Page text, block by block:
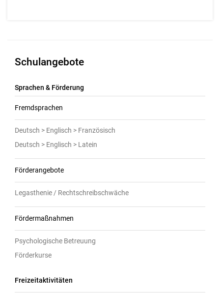
Schulangebote
Sprachen & Förderung
Fremdsprachen
Deutsch > Englisch > Französisch
Deutsch > Englisch > Latein
Förderangebote
Legasthenie / Rechtschreibschwäche
Fördermaßnahmen
Psychologische Betreuung
Förderkurse
Freizeitaktivitäten